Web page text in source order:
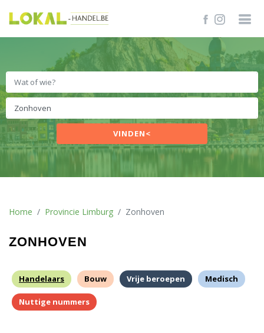
VINDEN<
Home Provincie Limburg Zonhoven
ZONHOVEN
Handelaars Bouw Vrije beroepen Medisch
Nuttige nummers